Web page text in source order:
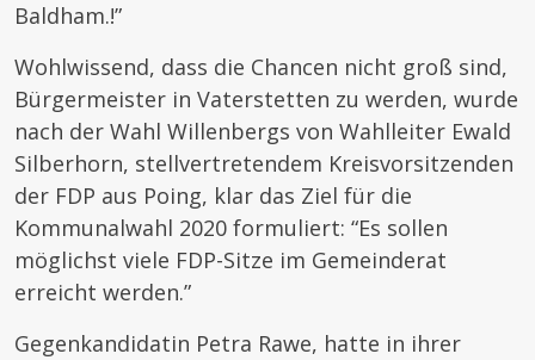
Baldham.!”
Wohlwissend, dass die Chancen nicht groß sind,
Bürgermeister in Vaterstetten zu werden, wurde
nach der Wahl Willenbergs von Wahlleiter Ewald
Silberhorn, stellvertretendem Kreisvorsitzenden
der FDP aus Poing, klar das Ziel für die
Kommunalwahl 2020 formuliert: “Es sollen
möglichst viele FDP-Sitze im Gemeinderat
erreicht werden.”
Gegenkandidatin Petra Rawe, hatte in ihrer